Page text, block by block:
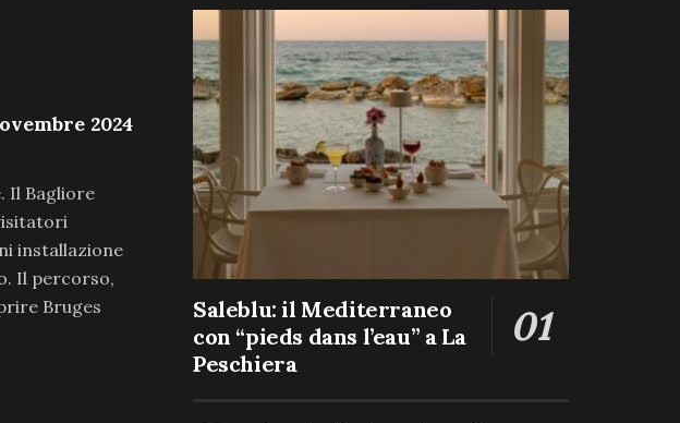
2024
Il Bagliore
installazione
Il percorso,
Bruges
Saleblu: il Mediterraneo
con “pieds dans l’eau” a La
Peschiera